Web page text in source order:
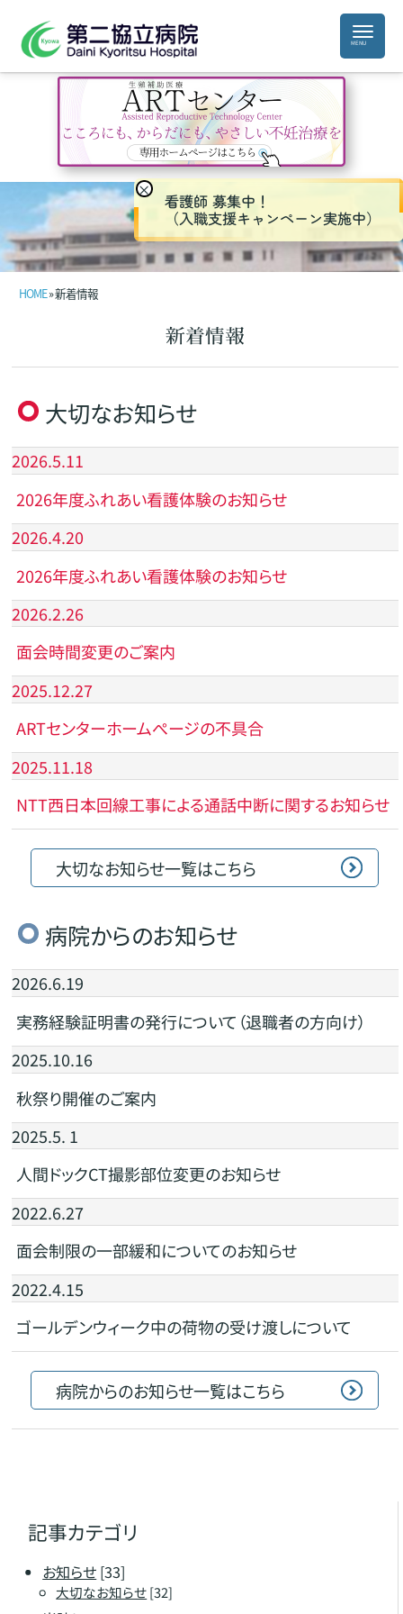
HOME» 新着情報
新着情報
大切なお知らせ
2026.5.11
2026年度ふれあい看護体験のお知らせ
2026.4.20
2026年度ふれあい看護体験のお知らせ
2026.2.26
面会時間変更のご案内
2025.12.27
ARTセンターホームぺージの不具合
2025.11.18
NTT西日本回線工事による通話中断に関するお知らせ
大切なお知らせ一覧はこちら
病院からのお知らせ
2026.6.19
実務経験証明書の発行について（退職者の方向け）
2025.10.16
秋祭り開催のご案内
2025.5. 1
人間ドックCT撮影部位変更のお知らせ
2022.6.27
面会制限の一部緩和についてのお知らせ
2022.4.15
ゴールデンウィーク中の荷物の受け渡しについて
病院からのお知らせ一覧はこちら
記事カテゴリ
お知らせ [33]
大切なお知らせ[32]
×
看護師 募集中！
（入職支援キャンペーン実施中）